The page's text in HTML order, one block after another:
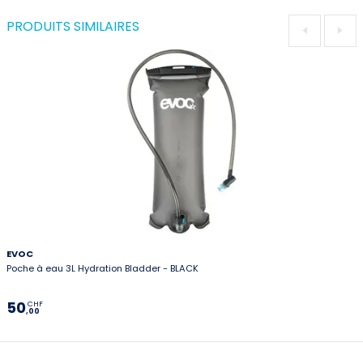
PRODUITS SIMILAIRES
EVOC
Poche à eau 3L Hydration Bladder - BLACK
50,00
CHF